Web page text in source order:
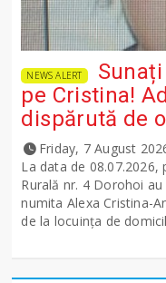
NEWS ALERT
pe Cristina!
dispărută de
Friday, 7 August
La data de 08.07.2026,
Rurală nr. 4 Dorohoi
numita Alexa Cristina-
de la locuința de